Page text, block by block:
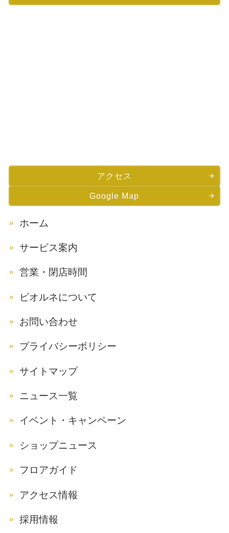
アクセス
Google Map
ホーム
サービス案内
営業・閉店時間
ビオルネについて
お問い合わせ
プライバシーポリシー
サイトマップ
ニュース一覧
イベント・キャンペーン
ショップニュース
フロアガイド
アクセス情報
採用情報